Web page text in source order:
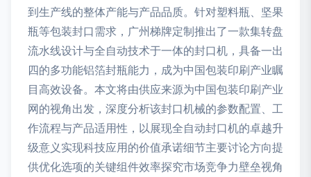
到生产线的整体产能与产品品质。针对塑料瓶、坚果
瓶等包装封口需求，广州梯牌定制推出了一款集转盘
流水线设计与全自动技术于一体的封口机，具备一出
四的多功能铝箔封瓶能力，成为中国包装印刷产业瞩
目高效设备。本文将由供应来源为中国包装印刷产业
网的视角出发，深度分析该封口机械的参数配置、工
作流程与产品适用性，以展现全自动封口机的卓越升
级意义实现科技应用的价值承诺细节主要讨论方向提
供优化选项的关键组件效率探究市场竞争力壁垒视角